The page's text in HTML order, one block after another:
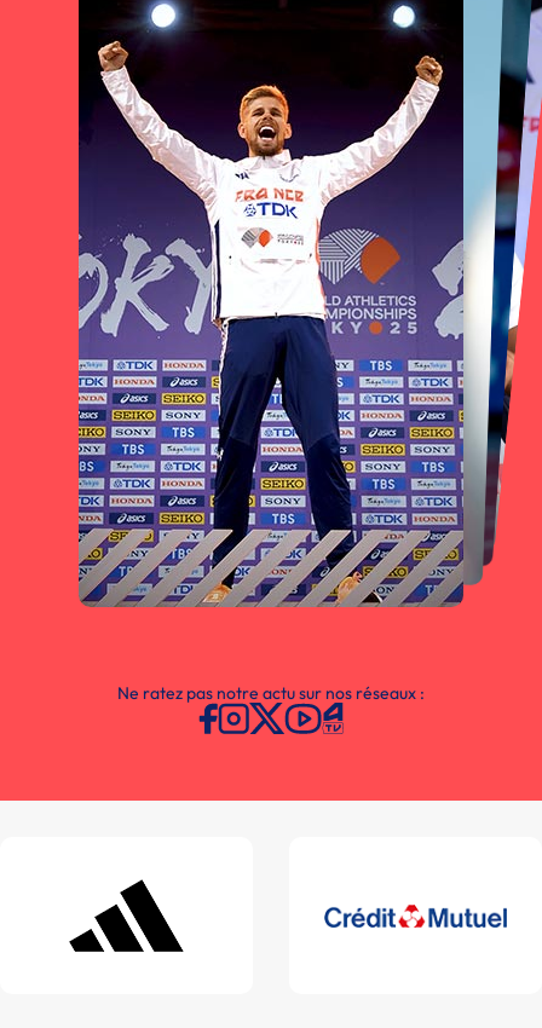
Ne ratez pas notre actu sur nos réseaux :